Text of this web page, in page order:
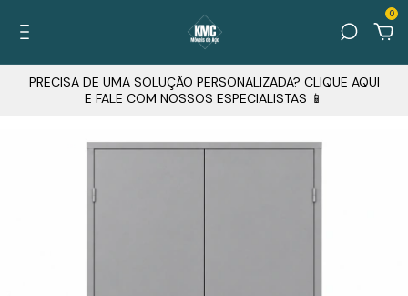
0
PRECISA DE UMA SOLUÇÃO PERSONALIZADA? CLIQUE AQUI
E FALE COM NOSSOS ESPECIALISTAS 📱